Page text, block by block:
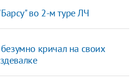
во 2-м туре ЛЧ
кричал на своих